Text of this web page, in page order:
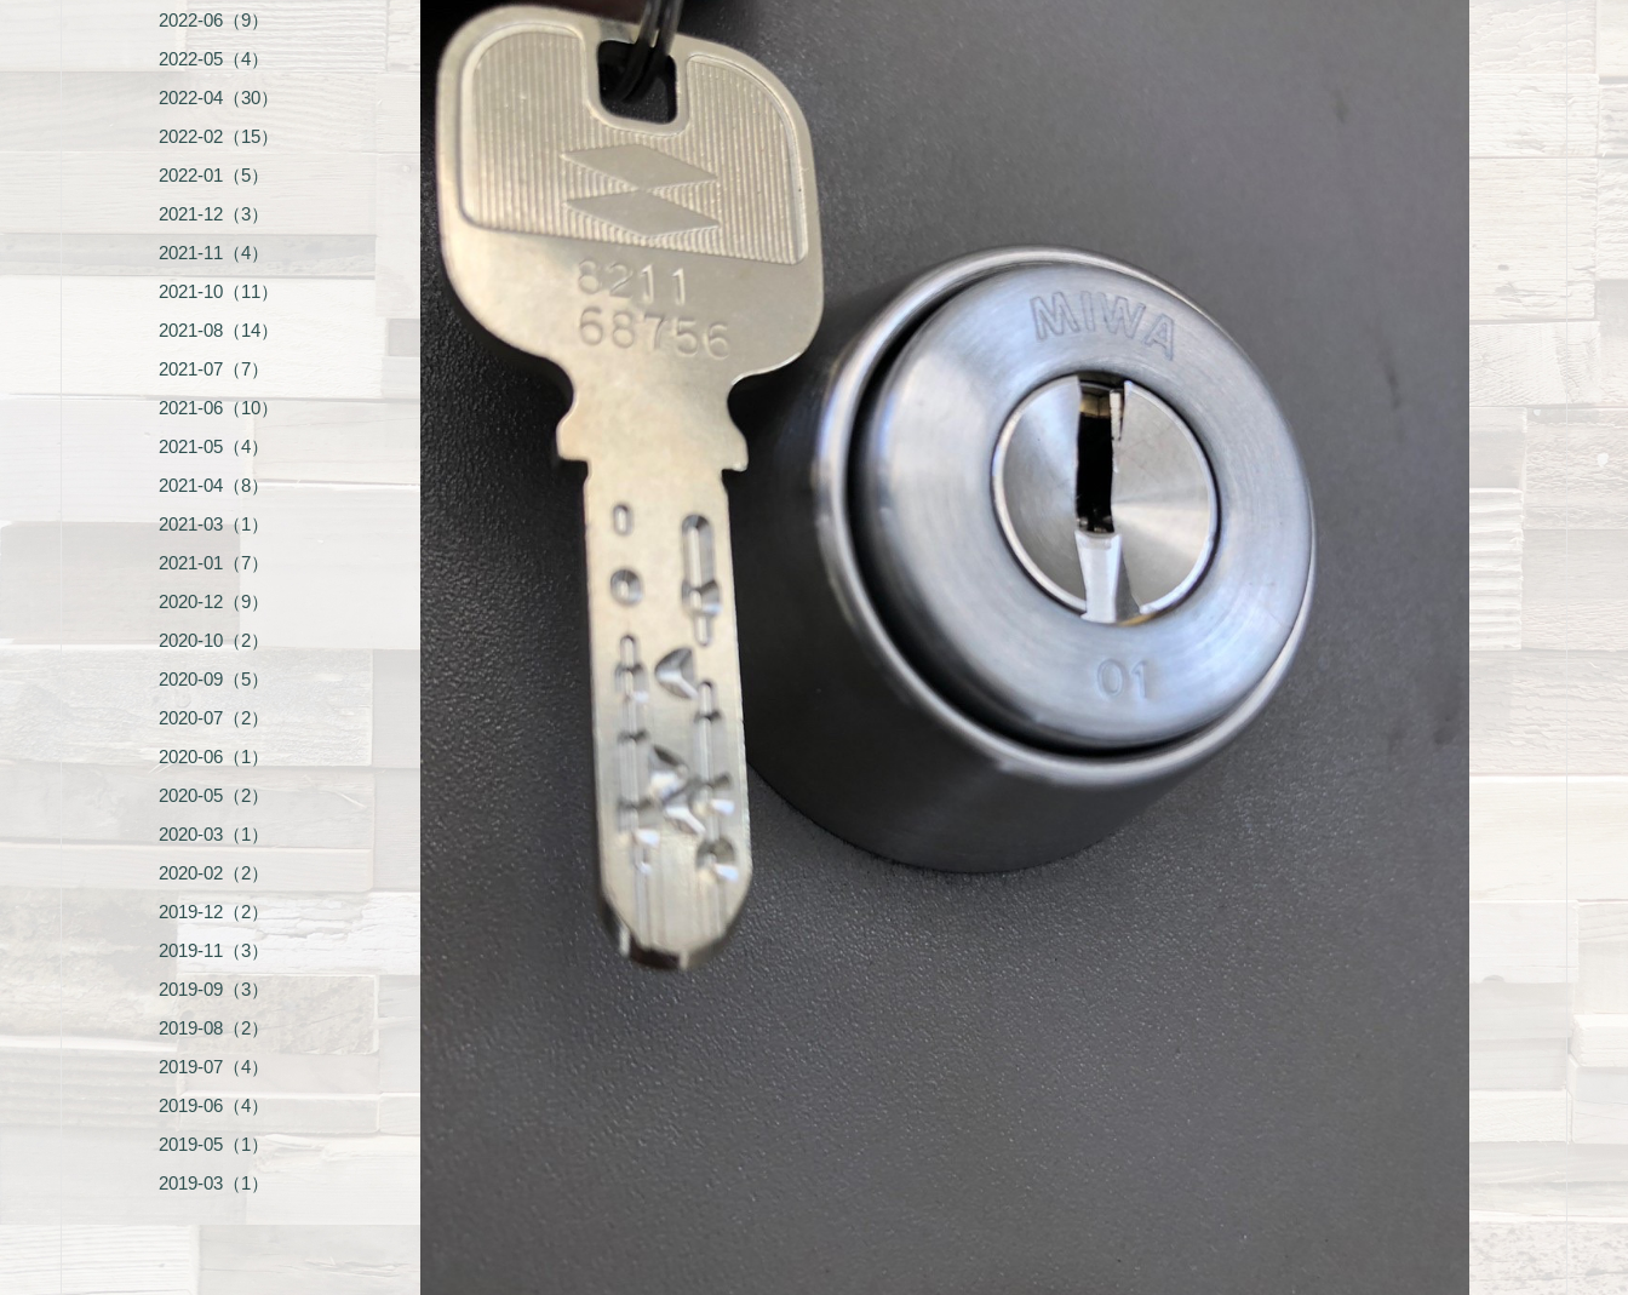
2022-06（9）
2022-05（4）
2022-04（30）
2022-02（15）
2022-01（5）
2021-12（3）
2021-11（4）
2021-10（11）
2021-08（14）
2021-07（7）
2021-06（10）
2021-05（4）
2021-04（8）
2021-03（1）
2021-01（7）
2020-12（9）
2020-10（2）
2020-09（5）
2020-07（2）
2020-06（1）
2020-05（2）
2020-03（1）
2020-02（2）
2019-12（2）
2019-11（3）
2019-09（3）
2019-08（2）
2019-07（4）
2019-06（4）
2019-05（1）
2019-03（1）